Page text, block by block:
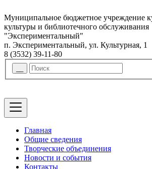
Муниципальное бюджетное учреждение
культуры и библиотечного обслуживания
"Экспериментальный"
п. Экспериментальный, ул. Культурная, 1
8 (3532) 39-11-80
Главная
Общие сведения
Творческие объединения
Новости и события
Контакты